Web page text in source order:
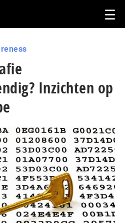
Inzichten op